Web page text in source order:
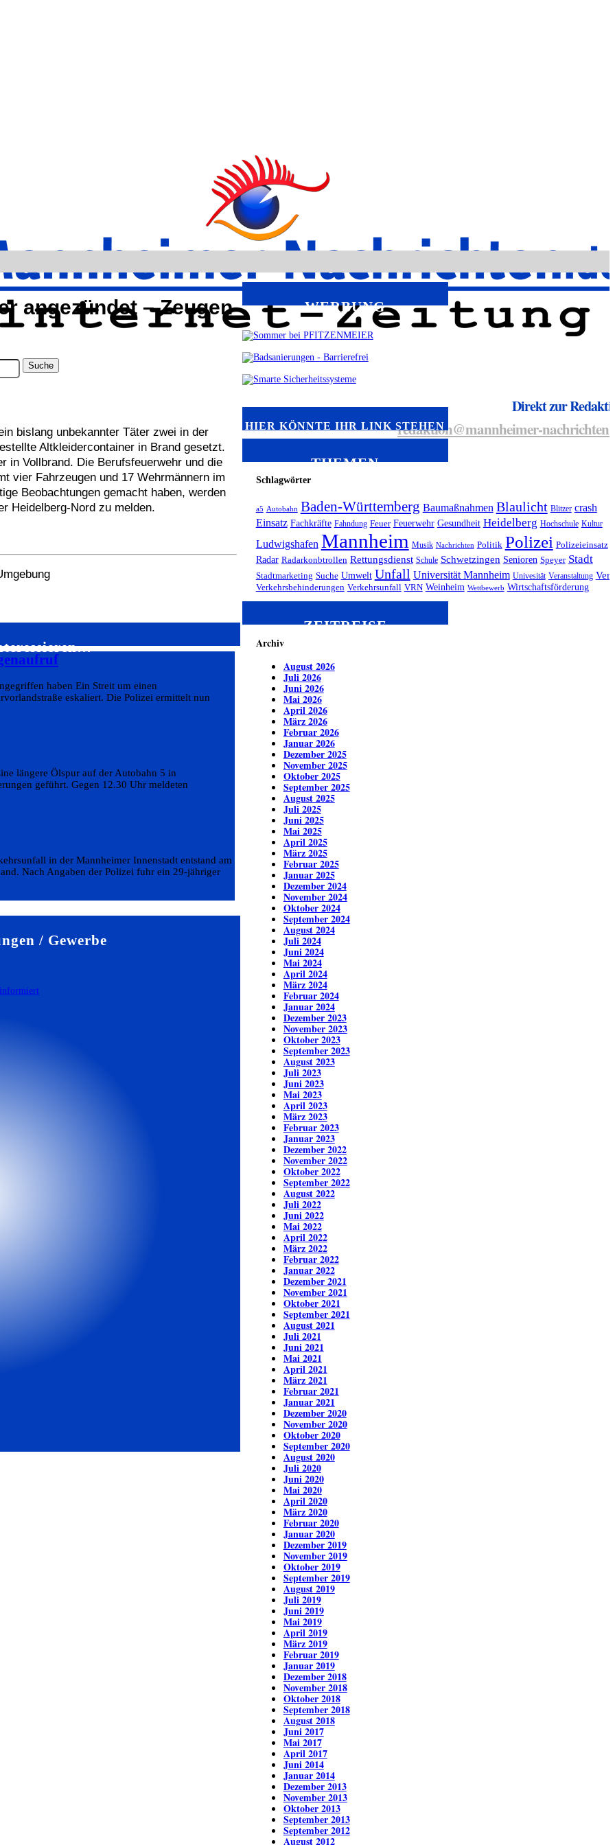
Direkt zur
redaktion@mannheimer-
angezündet – Zeugen
bislang unbekannter Täter zwei in der
Altkleidercontainer in Brand gesetzt.
in Vollbrand. Die Berufsfeuerwehr und die
vier Fahrzeugen und 17 Wehrmännern im
Beobachtungen gemacht haben, werden
Heidelberg-Nord zu melden.
haben Ein Streit um einen
eskaliert. Die Polizei ermittelt nun
längere Ölspur auf der Autobahn 5 in
geführt. Gegen 12.30 Uhr meldeten
in der Mannheimer Innenstadt entstand am
Nach Angaben der Polizei fuhr ein 29-jähriger
/ Gewerbe
WERBUNG
HIER KÖNNTE IHR LINK STEHEN
THEMEN
Schlagwörter
a5 Autobahn Baden-Württemberg Baumaßnahmen Blaulicht Blitzer crash
Einsatz Fachkräfte Fahndung Feuer Feuerwehr Gesundheit Heidelberg Hochschule Kultur
Ludwigshafen Mannheim Musik Nachrichten Politik Polizei Polizeieinsatz
Radar Radarkonbtrollen Rettungsdienst Schule Schwetzingen Senioren Speyer Stadt
Stadtmarketing Suche Umwelt Unfall Universität Mannheim Univesität Veranstaltung
Verkehrsbehinderungen Verkehrsunfall VRN Weinheim Wettbewerb Wirtschaftsförderung
ZEITREISE
Archiv
August 2026
Juli 2026
Juni 2026
Mai 2026
April 2026
März 2026
Februar 2026
Januar 2026
Dezember 2025
November 2025
Oktober 2025
September 2025
August 2025
Juli 2025
Juni 2025
Mai 2025
April 2025
März 2025
Februar 2025
Januar 2025
Dezember 2024
November 2024
Oktober 2024
September 2024
August 2024
Juli 2024
Juni 2024
Mai 2024
April 2024
März 2024
Februar 2024
Januar 2024
Dezember 2023
November 2023
Oktober 2023
September 2023
August 2023
Juli 2023
Juni 2023
Mai 2023
April 2023
März 2023
Februar 2023
Januar 2023
Dezember 2022
November 2022
Oktober 2022
September 2022
August 2022
Juli 2022
Juni 2022
Mai 2022
April 2022
März 2022
Februar 2022
Januar 2022
Dezember 2021
November 2021
Oktober 2021
September 2021
August 2021
Juli 2021
Juni 2021
Mai 2021
April 2021
März 2021
Februar 2021
Januar 2021
Dezember 2020
November 2020
Oktober 2020
September 2020
August 2020
Juli 2020
Juni 2020
Mai 2020
April 2020
März 2020
Februar 2020
Januar 2020
Dezember 2019
November 2019
Oktober 2019
September 2019
August 2019
Juli 2019
Juni 2019
Mai 2019
April 2019
März 2019
Februar 2019
Januar 2019
Dezember 2018
November 2018
Oktober 2018
September 2018
August 2018
Juni 2017
Mai 2017
April 2017
Juni 2014
Januar 2014
Dezember 2013
November 2013
Oktober 2013
September 2013
September 2012
August 2012